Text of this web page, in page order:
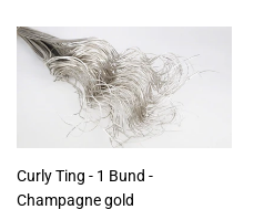
MwSt
(VAT/IVA
excl.)
Curly Ting - 1 Bund -
Champagne gold